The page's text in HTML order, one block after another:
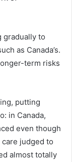
gradually to
as Canada’s.
term risks
putting
in Canada,
even though
judged to
almost totally